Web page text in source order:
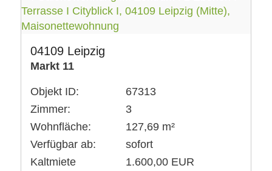
04109 Leipzig
Markt 11
Objekt ID:
67313
Zimmer:
3
Wohnfläche:
127,69 m²
Verfügbar ab:
sofort
Kaltmiete
1.600,00 EUR